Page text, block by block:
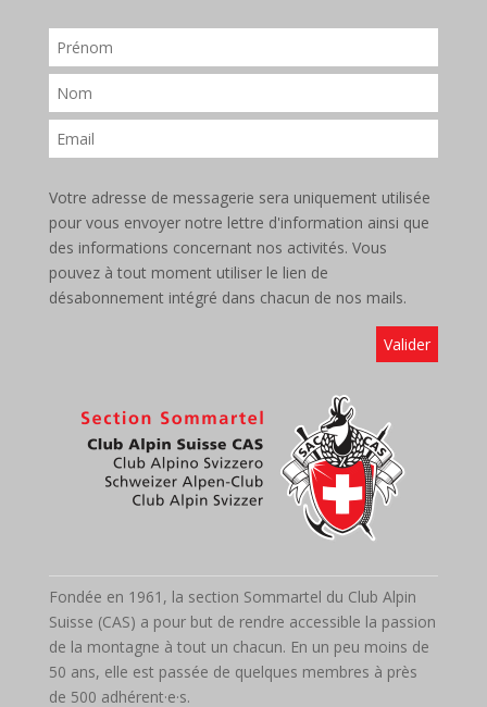
Votre adresse de messagerie sera uniquement utilisée
pour vous envoyer notre lettre d'information ainsi que
des informations concernant nos activités. Vous
pouvez à tout moment utiliser le lien de
désabonnement intégré dans chacun de nos mails.
Fondée en 1961, la section Sommartel du Club Alpin
Suisse (CAS) a pour but de rendre accessible la passion
de la montagne à tout un chacun. En un peu moins de
50 ans, elle est passée de quelques membres à près
de 500 adhérent·e·s.